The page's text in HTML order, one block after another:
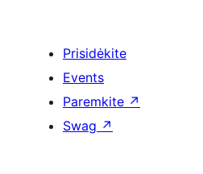
Prisidėkite
Events
Paremkite ↗
Swag ↗